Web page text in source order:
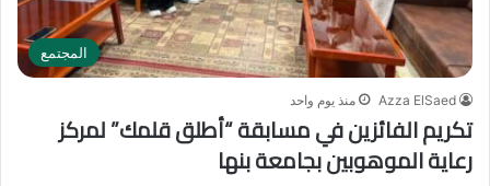
المجتمع
Azza ElSaed منذ يوم واحد
تكريم الفائزين في مسابقة “أطلق قلمك” لمركز
رعاية الموهوبين بجامعة بنها